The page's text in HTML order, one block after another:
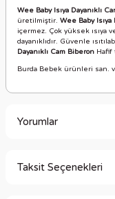
Wee Baby Isıya Dayanıklı
üretilmiştir. Wee Baby Isıya
içermez. Çok yüksek ısıya
dayanıklıdır. Güvenle
Dayanıklı Cam Biberon Hafif
Burda Bebek ürünleri san.
Yorumlar
Taksit Seçenekleri